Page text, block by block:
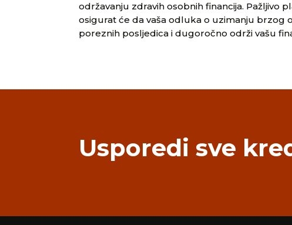
održavanju zdravih osobnih financija. Pažljivo
osigurat će da vaša odluka o uzimanju
poreznih posljedica i dugoročno održi vašu
Usporedi sve